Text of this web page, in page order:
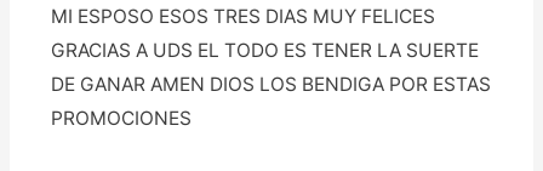
MI ESPOSO ESOS TRES DIAS MUY FELICES
GRACIAS A UDS EL TODO ES TENER LA SUERTE
DE GANAR AMEN DIOS LOS BENDIGA POR ESTAS
PROMOCIONES